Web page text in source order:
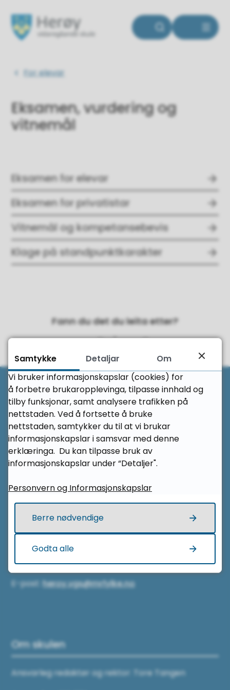
Herøy vidaregåande skule
Du er her:
For elevar
Eksamen, vurdering og
vitnemål
Eksamen for elevar
Eksamen for privatistar
Vitnemål og kompetansebevis
Klage på standpunktkarakter
Fann du det du leita etter?
Her finn du oss
Herøy vidaregåande skule
Lisjebøveien 4
6091 Fosnavåg
Telefon sentralbord:
71 28 18 00
E-post:heroy.vgs@mrfylke.no
Om skulen
Ansvarleg redaktør og rektor: Tore Tangen
Til
Samtykke Detaljar
Om
Vi bruker informasjonskapslar (cookies) for
å forbetre brukaropplevinga, tilpasse innhald og
tilby funksjonar, samt analysere trafikken på
nettstaden. Ved å fortsette å bruke
nettstaden, samtykker du til at vi brukar
informasjonskapslar i samsvar med denne
erklæringa. Du kan tilpasse bruk av
informasjonskapslar under “Detaljer".
Personvern og Informasjonskapslar
Berre nødvendige
Godta alle